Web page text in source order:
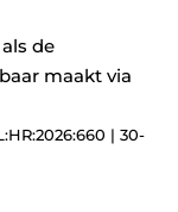
de
maakt via
| 30-